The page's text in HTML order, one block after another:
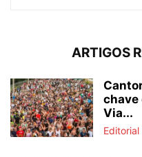
ARTIGOS
chave
Via...
Editorial